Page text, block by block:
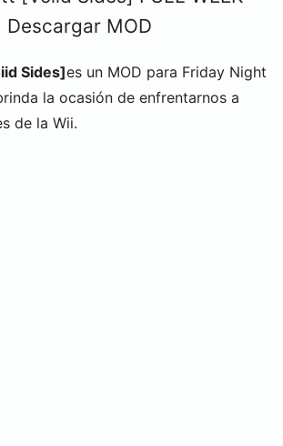
Descargar MOD
Sides]es un MOD para Friday Night
la ocasión de enfrentarnos a
de la Wii.